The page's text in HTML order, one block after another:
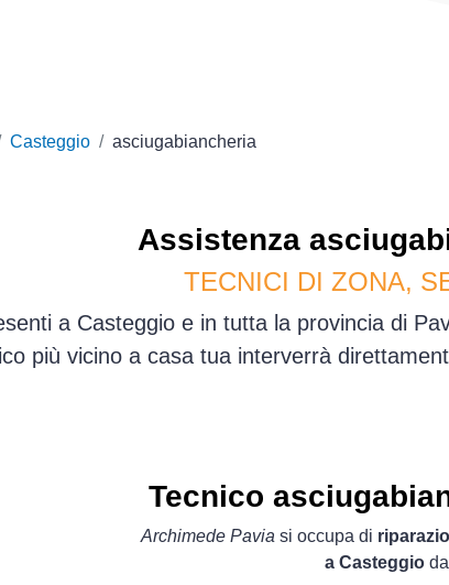
Casteggio asciugabiancheria
Assistenza
TECNICI DI ZONA,
a Casteggio e in tutta la provincia di
più vicino a casa tua interverrà
Tecnico
Archimede Pavia si occupa di
a Casteggioda